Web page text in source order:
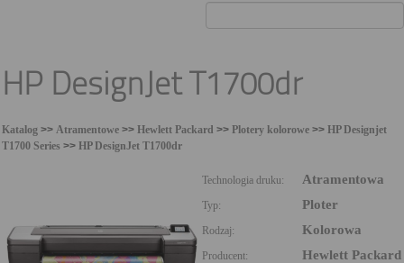
Sklep internetowy
HP DesignJet T1700dr
Katalog >> Atramentowe >> Hewlett Packard >> Plotery kolorowe >> HP Designjet
T1700 Series >> HP DesignJet T1700dr
Technologia druku: Atramentowa
Typ: Ploter
Rodzaj: Kolorowa
Producent: Hewlett Packard